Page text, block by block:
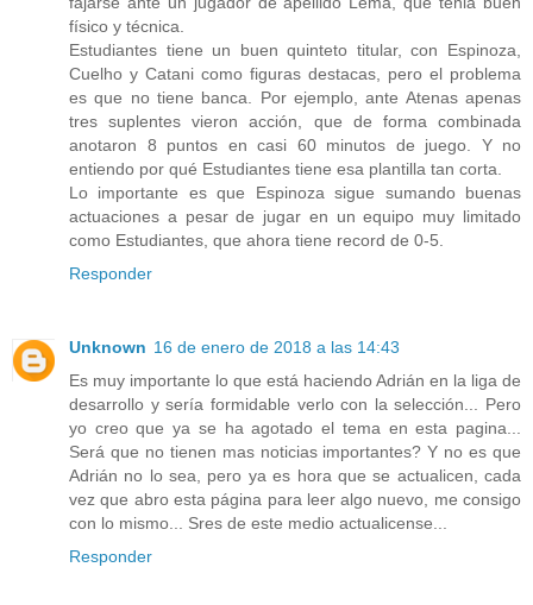
físico y técnica.
Estudiantes tiene un buen quinteto titular, con Espinoza,
Cuelho y Catani como figuras destacas, pero el problema
es que no tiene banca. Por ejemplo, ante Atenas apenas
tres suplentes vieron acción, que de forma combinada
anotaron 8 puntos en casi 60 minutos de juego. Y no
entiendo por qué Estudiantes tiene esa plantilla tan corta.
Lo importante es que Espinoza sigue sumando buenas
actuaciones a pesar de jugar en un equipo muy limitado
como Estudiantes, que ahora tiene record de 0-5.
Responder
Unknown 16 de enero de 2018 a las 14:43
Es muy importante lo que está haciendo Adrián en la liga de
desarrollo y sería formidable verlo con la selección... Pero
yo creo que ya se ha agotado el tema en esta pagina...
Será que no tienen mas noticias importantes? Y no es que
Adrián no lo sea, pero ya es hora que se actualicen, cada
vez que abro esta página para leer algo nuevo, me consigo
con lo mismo... Sres de este medio actualicense...
Responder